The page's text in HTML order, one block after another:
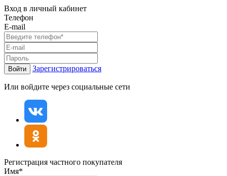
Вход в личный кабинет
Телефон
E-mail
Войти Зарегистрироваться
Или войдите через социальные сети
Регистрация частного покупателя
Имя*